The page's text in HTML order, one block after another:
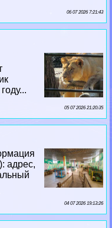
06 07 2026 7:21:43
05 07 2026 21:20:35
адрес,
04 07 2026 19:13:26